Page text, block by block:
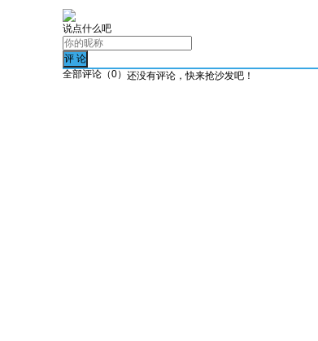
说点什么吧
全部评论（0） 还没有评论，快来抢沙发吧！